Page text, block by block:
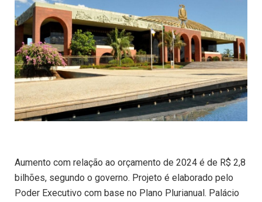
Aumento com relação ao orçamento de 2024 é de R$ 2,8
bilhões, segundo o governo. Projeto é elaborado pelo
Poder Executivo com base no Plano Plurianual. Palácio